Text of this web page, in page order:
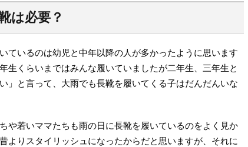
は必要？
ているのは幼児と中年以降の人が多かったように思います
生くらいまではみんな履いていましたが二年生、三年生と
」と言って、大雨でも長靴を履いてくる子はだんだんいな
や若いママたちも雨の日に長靴を履いているのをよく見か
よりスタイリッシュになったからだと思いますが、それに